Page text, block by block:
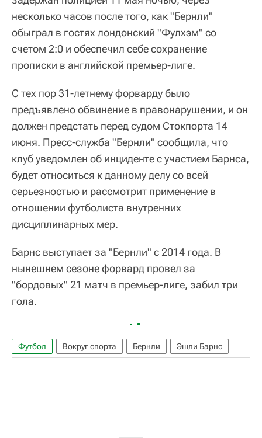
несколько часов после того, как "Бернли"
обыграл в гостях лондонский "Фулхэм" со
счетом 2:0 и обеспечил себе сохранение
прописки в английской премьер-лиге.
С тех пор 31-летнему форварду было
предъявлено обвинение в правонарушении, и он
должен предстать перед судом Стокпорта 14
июня. Пресс-служба "Бернли" сообщила, что
клуб уведомлен об инциденте с участием Барнса,
будет относиться к данному делу со всей
серьезностью и рассмотрит применение в
отношении футболиста внутренних
дисциплинарных мер.
Барнс выступает за "Бернли" с 2014 года. В
нынешнем сезоне форвард провел за
"бордовых" 21 матч в премьер-лиге, забил три
гола.
Футбол Вокруг спорта Бернли Эшли Барнс